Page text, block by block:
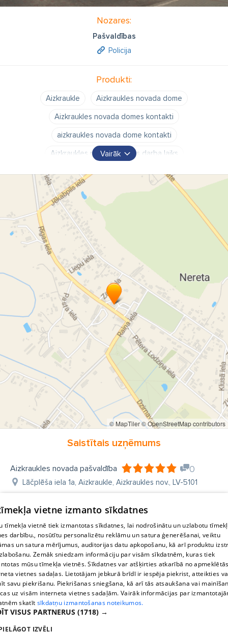
Nozares:
Pašvaldības
Policija
Produkti:
Aizkraukle
Aizkraukles novada dome
Aizkraukles novada domes kontakti
aizkraukles novada dome kontakti
Aizkraukles novada domes darba laiks
aizkraukles novada domes mājas lapa
jaunais Aizkraukles novads
aizkraukles novada domes darbinieki
aizkraukles novada dome e pasts
Aizkraukle kontakti
Aizkraukles pagasta pakalpojumu centrs
Koknese
Pļaviņas
Skrīveri Jaunjelgava
Nereta
Aizkraukles novada administratīvais centrs
Aizkraukles pilsēta
Kokneses pašvaldība
Pļaviņu pašvaldība
Skrīveru pašvaldība
Jaunjelgavas pašvaldība
Neretas pašvaldība
Kokneses pašvaldības kontakti
Pļaviņu pašvaldības kontakti
Skrīveru pašvaldības kontakti
Jaunjelgavas pašvaldības kontakti
Neretas pašvaldības kontakti
Jaunjelgavas apvienības pārvalde
Daudze
Sece
Mazzalves pagasta pakalpojumu centrs
Nereta
Nereta kontakti
Nereta adrese
Vairāk
© MapTiler© OpenStreetMap contributors
Saistītais uzņēmums
Aizkraukles novada pašvaldība 0
Lāčplēša iela 1a, Aizkraukle, Aizkraukles nov., LV-5101
vietne izmanto sīkdatnes
tīmekļa vietnē tiek izmantotas sīkdatnes, lai nodrošinātu un uzlabotu
darbību., nosūtītu personalizētu reklāmu un satura ģenerēšanai, veiktu
un satura mērījumus, auditorijas datu apkopošanu, kā arī produktu
Zemāk sniedzam informāciju par visām sīkdatnēm, kuras tiek
mūsu tīmekļa vietnēs. Sīkdatnes var atšķirties atkarībā no
vietnes sadaļas. Lietotājam jebkurā brīdī ir iespēja piekrist, atteikties
savu piekrišanu. Piekrišanas sniegšana, kā arī tās atsaukšana vai
uz visām interneta vietnes sadaļām. Vairāk informācijas par
skatīt sīkdatņu izmantošanas noteikumos.
VISUS PARTNERUS (1718) →
IZVĒLI